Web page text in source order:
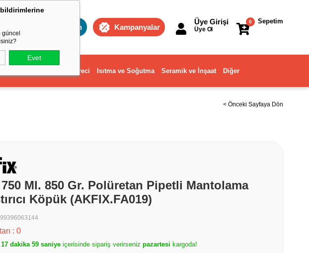
Evet
Toptan Kampanyalar
Sepetim
0
Üye Girişi
Üye Ol
Dekorasyon ve Ev Gereci Isıtma ve Soğutma Seramik ve İnşaat Diğer
< Önceki Sayfaya Dön
Ml. 850 Gr. Polüretan Pipetli Mantolama
Köpük (AKFIX.FA019)
: 0
dakika 59 saniye içerisinde sipariş verirseniz pazartesi kargoda!